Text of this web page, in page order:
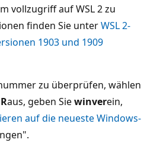
vollzugriff auf WSL 2 zu
finden Sie unterWSL 2-
1903 und 1909
zu überprüfen, wählen
aus, geben Siewinverein,
auf die neueste Windows-